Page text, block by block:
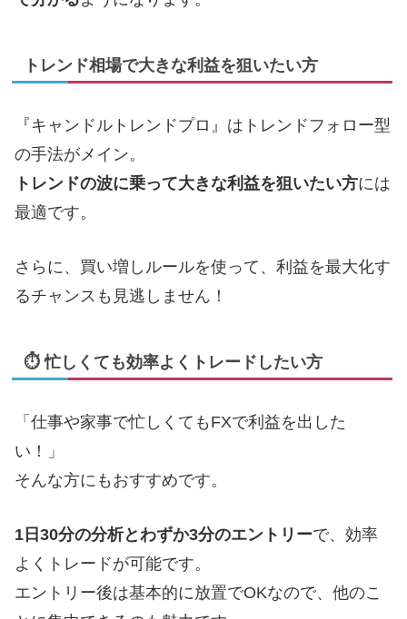
トレンド相場で大きな利益を狙いたい方
『キャンドルトレンドプロ』はトレンドフォロー型
の手法がメイン。
トレンドの波に乗って大きな利益を狙いたい方には
最適です。
さらに、買い増しルールを使って、利益を最大化す
るチャンスも見逃しません！
⏱ 忙しくても効率よくトレードしたい方
「仕事や家事で忙しくてもFXで利益を出した
い！」
そんな方にもおすすめです。
1日30分の分析とわずか3分のエントリーで、効率
よくトレードが可能です。
エントリー後は基本的に放置でOKなので、他のこ